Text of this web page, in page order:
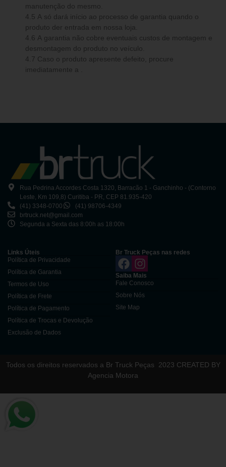
manutenção do mesmo.
4.5 A só dará início ao processo de garantia quando o
produto der entrada em nossa loja.
4.6 A garantia não cobre eventuais custos de montagem e
desmontagem do produto no veículo.
4.7 Caso o produto apresente defeito, procure
imediatamente a .
Rua Pedrina Accordes Costa 1320, Barracão 1 - Ganchinho - (Contorno
Leste, Km 109,8) Curitiba - PR, CEP 81.935-420
(41) 3348-0700
(41) 98706-4349
brtruck.net@gmail.com
Segunda a Sexta das 8:00h as 18:00h
Links Úteis
Política de Privacidade
Política de Garantia
Termos de Uso
Política de Frete
Política de Pagamento
Política de Trocas e Devolução
Exclusão de Dados
Br Truck Peças nas redes
Saiba Mais
Fale Conosco
Sobre Nós
Site Map
Todos os direitos reservados a Br Truck Peças
2023 CREATED BY
Agencia Motora